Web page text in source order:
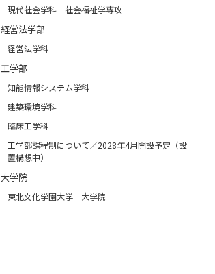
現代社会学科 社会福祉学専攻
経営法学部
経営法学科
工学部
知能情報システム学科
建築環境学科
臨床工学科
工学部課程制について／2028年4月開設予定（設
置構想中）
大学院
東北文化学園大学 大学院